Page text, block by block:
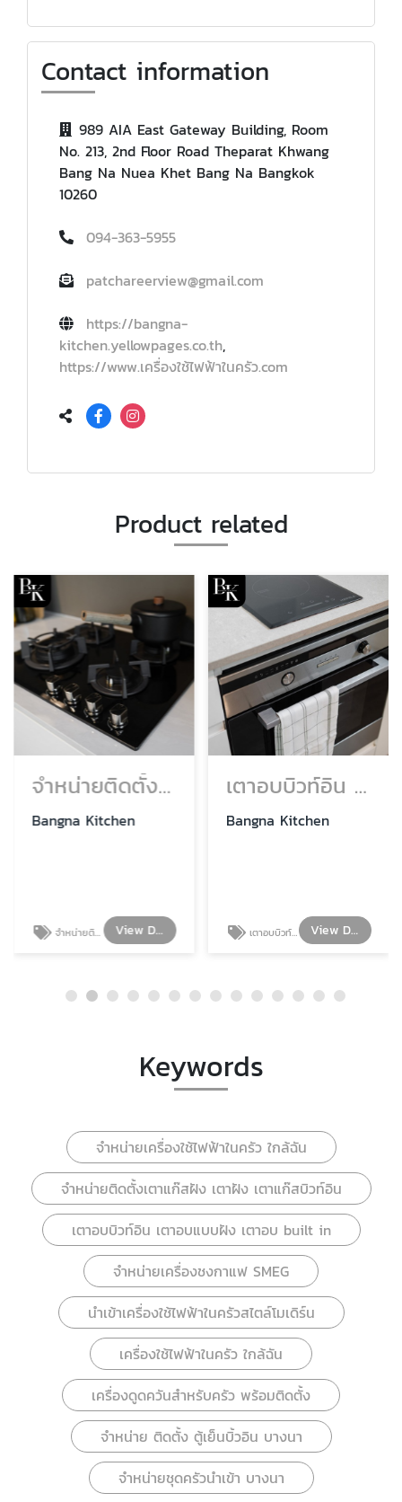
Contact information
989 AIA East Gateway Building, Room
No. 213, 2nd Floor Road Theparat Khwang
Bang Na Nuea Khet Bang Na Bangkok
10260
094-363-5955
patchareerview@gmail.com
https://bangna-
kitchen.yellowpages.co.th,
https://www.เครื่องใช้ไฟฟ้าในครัว.com
Product related
จำหน่ายติดตั้งเตาแก๊สฝัง เตาฝัง เตาแก๊สบิวท์อิน
Bangna Kitchen
จำหน่ายติดตั้งเตาแก๊สฝัง เตาฝัง เตาแก๊สบิวท์อิน View Details
เตาอบบิวท์อิน เตาอบแบบฝัง เตาอบ built in
Bangna Kitchen
เตาอบบิวท์อิน เตาอบแบบฝัง เตาอบ built in View Details
Keywords
จำหน่ายเครื่องใช้ไฟฟ้าในครัว ใกล้ฉัน
จำหน่ายติดตั้งเตาแก๊สฝัง เตาฝัง เตาแก๊สบิวท์อิน
เตาอบบิวท์อิน เตาอบแบบฝัง เตาอบ built in
จำหน่ายเครื่องชงกาแฟ SMEG
นำเข้าเครื่องใช้ไฟฟ้าในครัวสไตล์โมเดิร์น
เครื่องใช้ไฟฟ้าในครัว ใกล้ฉัน
เครื่องดูดควันสำหรับครัว พร้อมติดตั้ง
จำหน่าย ติดตั้ง ตู้เย็นบิ้วอิน บางนา
จำหน่ายชุดครัวนำเข้า บางนา